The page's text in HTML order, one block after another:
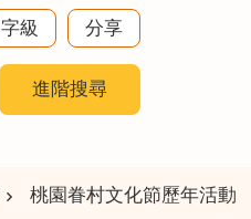
字級 分享
進階搜尋
桃園眷村文化節歷年活動